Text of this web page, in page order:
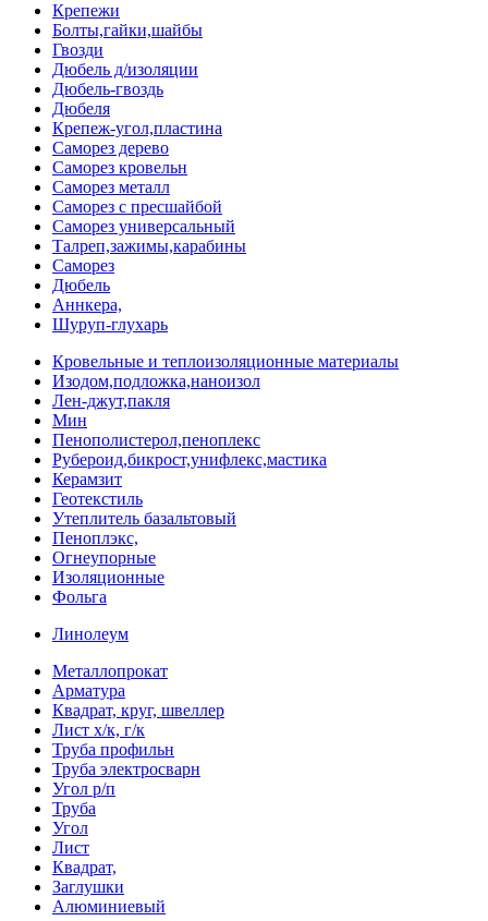
Крепежи
Болты,гайки,шайбы
Гвозди
Дюбель д/изоляции
Дюбель-гвоздь
Дюбеля
Крепеж-угол,пластина
Саморез дерево
Саморез кровельн
Саморез металл
Саморез с пресшайбой
Саморез универсальный
Талреп,зажимы,карабины
Саморез
Дюбель
Аннкера,
Шуруп-глухарь
Кровельные и теплоизоляционные материалы
Изодом,подложка,наноизол
Лен-джут,пакля
Мин
Пенополистерол,пеноплекс
Рубероид,бикрост,унифлекс,мастика
Керамзит
Геотекстиль
Утеплитель базальтовый
Пеноплэкс,
Огнеупорные
Изоляционные
Фольга
Линолеум
Металлопрокат
Арматура
Квадрат, круг, швеллер
Лист х/к, г/к
Труба профильн
Труба электросварн
Угол р/п
Труба
Угол
Лист
Квадрат,
Заглушки
Алюминиевый